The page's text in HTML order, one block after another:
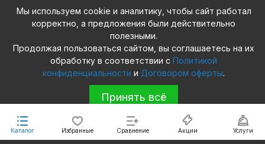
Каталог Избранные Сравнение Акции Услуги
д.8Ж
ИНН/КПП: 6230087631/623001001
ОГРН: 1156230000080
Мы используем cookie и аналитику, чтобы сайт работал
корректно, а предложения были действительно
полезными.
Продолжая пользоваться сайтом, вы соглашаетесь на их
обработку в соответствии с Политикой
конфиденциальности и Договором оферты.
Принять всё
Конфиденциальность Оферта